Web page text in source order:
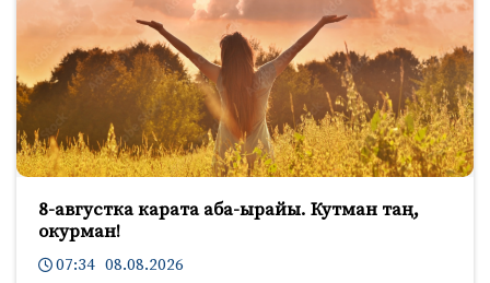
8-августка карата аба-ырайы. Кутман таң,
окурман!
07:34 08.08.2026